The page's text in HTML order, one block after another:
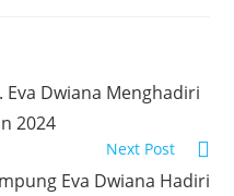
Dwiana Menghadiri
2024
Next Post
Eva Dwiana Hadiri